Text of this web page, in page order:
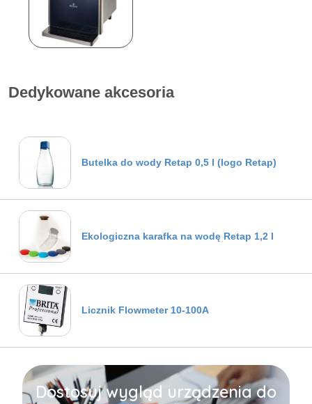
Dedykowane akcesoria
Butelka do wody Retap 0,5 l (logo Retap)
Ekologiczna karafka na wodę Retap 1,2 l
Licznik Flowmeter 10-100A
Dostosuj wygląd urządzenia do